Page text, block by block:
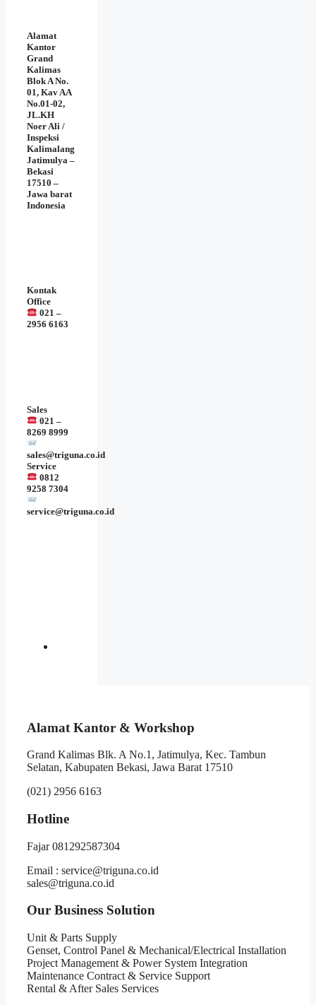
Alamat
Kantor
Grand
Kalimas
Blok A No.
01, Kav AA
No.01-02,
JL.KH
Noer Ali /
Inspeksi
Kalimalang
Jatimulya –
Bekasi
17510 –
Jawa barat
Indonesia
Kontak
Office
021 –
2956 6163
Sales
021 –
8269 8999
sales@triguna.co.id
Service
0812
9258 7304
service@triguna.co.id
Alamat Kantor & Workshop
Grand Kalimas Blk. A No.1, Jatimulya, Kec. Tambun
Selatan, Kabupaten Bekasi, Jawa Barat 17510
(021) 2956 6163
Hotline
Fajar 081292587304
Email : service@triguna.co.id
sales@triguna.co.id
Our Business Solution
Unit & Parts Supply
Genset, Control Panel & Mechanical/Electrical Installation
Project Management & Power System Integration
Maintenance Contract & Service Support
Rental & After Sales Services